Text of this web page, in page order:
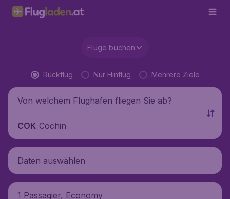
Flüge buchen
Rückflug Nur Hinflug Mehrere Ziele
Von welchem Flughafen fliegen Sie ab?
COK Cochin
Daten auswählen
1 Passagier, Economy